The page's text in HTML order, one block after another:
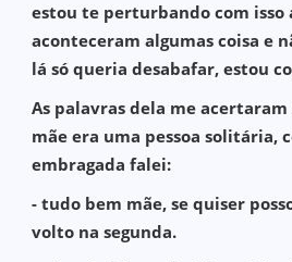
estou te perturbando com isso
aconteceram algumas coisa e
lá só queria desabafar, estou
As palavras dela me
mãe era uma pessoa solitária,
embragada falei:
- tudo bem mãe, se quiser
volto na segunda.